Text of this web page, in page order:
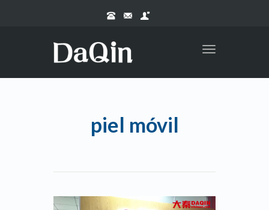
Toggle
piel móvil